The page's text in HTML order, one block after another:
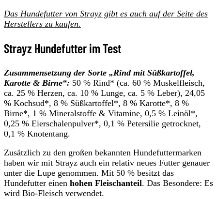
Das Hundefutter von Strayz gibt es auch auf der Seite des
Herstellers zu kaufen.
Strayz Hundefutter im Test
Zusammensetzung der Sorte „Rind mit Süßkartoffel,
Karotte & Birne“: 50 % Rind* (ca. 60 % Muskelfleisch,
ca. 25 % Herzen, ca. 10 % Lunge, ca. 5 % Leber), 24,05
% Kochsud*, 8 % Süßkartoffel*, 8 % Karotte*, 8 %
Birne*, 1 % Mineralstoffe & Vitamine, 0,5 % Leinöl*,
0,25 % Eierschalenpulver*, 0,1 % Petersilie getrocknet,
0,1 % Knotentang.
Zusätzlich zu den großen bekannten Hundefuttermarken
haben wir mit Strayz auch ein relativ neues Futter genauer
unter die Lupe genommen. Mit 50 % besitzt das
Hundefutter einen hohen Fleischanteil. Das Besondere: Es
wird Bio-Fleisch verwendet.